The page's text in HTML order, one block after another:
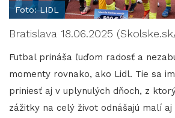
Foto: LIDL
Bratislava 18.06.2025
Futbal prináša ľuďom radosť a
momenty rovnako, ako Lidl. Tie sa
priniesť aj v uplynulých dňoch, z
zážitky na celý život odnášajú malí